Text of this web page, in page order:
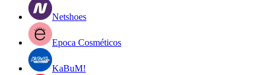
Netshoes
Epoca Cosméticos
KaBuM!